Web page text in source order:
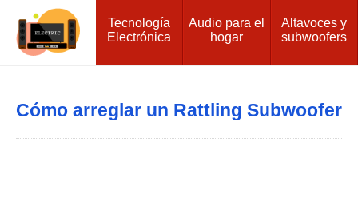
Tecnología
Electrónica
Audio para el
hogar
Altavoces y
subwoofers
Cómo arreglar un Rattling Subwoofer